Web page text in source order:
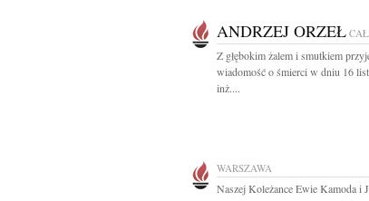
ANDRZEJ ORZEŁ
Z głębokim żalem i smutkiem
wiadomość o śmierci w dniu 16
inż....
WARSZAWA
Naszej Koleżance Ewie Kamoda i